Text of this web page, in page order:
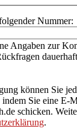
Nummer:
Angaben zur
können Sie
Sie eine E-
schicken.
.